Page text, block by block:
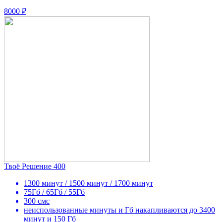
8000 ₽
Твоё Решение 400
1300 минут / 1500 минут / 1700 минут
75Гб / 65Гб / 55Гб
300 смс
неиспользованные минуты и Гб накапливаются до 3400
минут и 150 Гб